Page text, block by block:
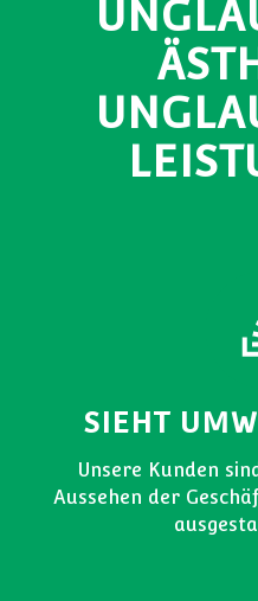
SIEHT
Unsere Kunden
Aussehen der